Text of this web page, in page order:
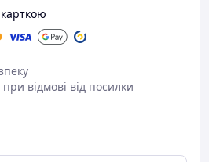
відмові від посилки